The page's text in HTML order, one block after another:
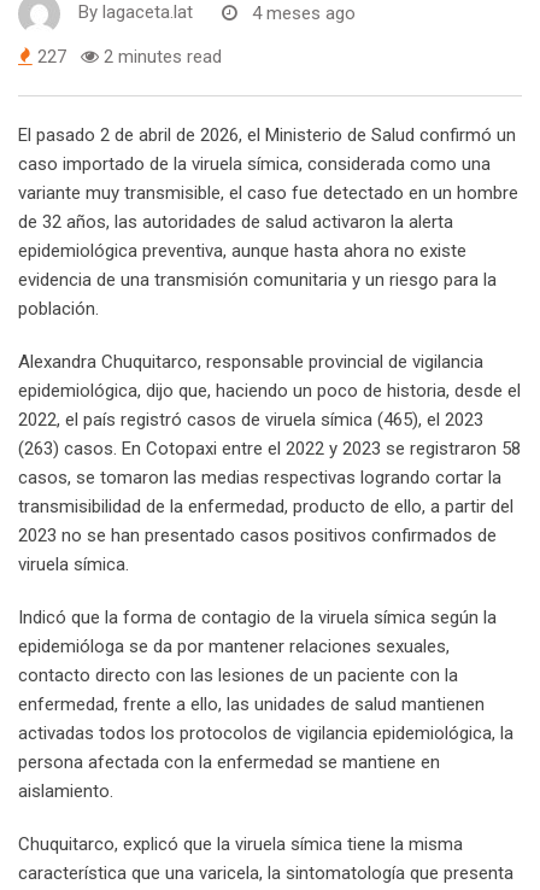
By lagaceta.lat 4 meses ago
227 2 minutes read
El pasado 2 de abril de 2026, el Ministerio de Salud confirmó un
caso importado de la viruela símica, considerada como una
variante muy transmisible, el caso fue detectado en un hombre
de 32 años, las autoridades de salud activaron la alerta
epidemiológica preventiva, aunque hasta ahora no existe
evidencia de una transmisión comunitaria y un riesgo para la
población.
Alexandra Chuquitarco, responsable provincial de vigilancia
epidemiológica, dijo que, haciendo un poco de historia, desde el
2022, el país registró casos de viruela símica (465), el 2023
(263) casos. En Cotopaxi entre el 2022 y 2023 se registraron 58
casos, se tomaron las medias respectivas logrando cortar la
transmisibilidad de la enfermedad, producto de ello, a partir del
2023 no se han presentado casos positivos confirmados de
viruela símica.
Indicó que la forma de contagio de la viruela símica según la
epidemióloga se da por mantener relaciones sexuales,
contacto directo con las lesiones de un paciente con la
enfermedad, frente a ello, las unidades de salud mantienen
activadas todos los protocolos de vigilancia epidemiológica, la
persona afectada con la enfermedad se mantiene en
aislamiento.
Chuquitarco, explicó que la viruela símica tiene la misma
característica que una varicela, la sintomatología que presenta